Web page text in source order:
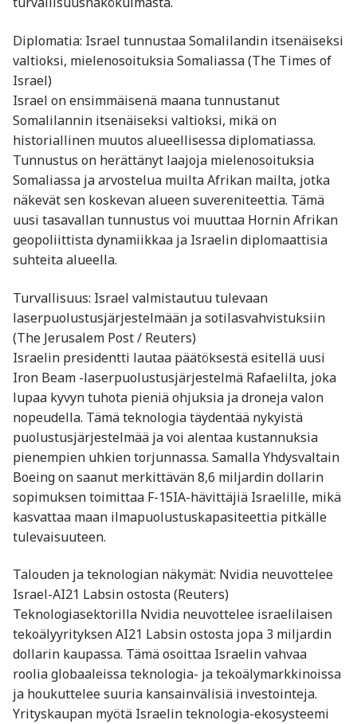
Diplomatia: Israel tunnustaa Somalilandin itsenäiseksi
valtioksi, mielenosoituksia Somaliassa (The Times of
Israel)
Israel on ensimmäisenä maana tunnustanut
Somalilannin itsenäiseksi valtioksi, mikä on
historiallinen muutos alueellisessa diplomatiassa.
Tunnustus on herättänyt laajoja mielenosoituksia
Somaliassa ja arvostelua muilta Afrikan mailta, jotka
näkevät sen koskevan alueen suvereniteettia. Tämä
uusi tasavallan tunnustus voi muuttaa Hornin Afrikan
geopoliittista dynamiikkaa ja Israelin diplomaattisia
suhteita alueella.
Turvallisuus: Israel valmistautuu tulevaan
laserpuolustusjärjestelmään ja sotilasvahvistuksiin
(The Jerusalem Post / Reuters)
Israelin presidentti lautaa päätöksestä esitellä uusi
Iron Beam -laserpuolustusjärjestelmä Rafaelilta, joka
lupaa kyvyn tuhota pieniä ohjuksia ja droneja valon
nopeudella. Tämä teknologia täydentää nykyistä
puolustusjärjestelmää ja voi alentaa kustannuksia
pienempien uhkien torjunnassa. Samalla Yhdysvaltain
Boeing on saanut merkittävän 8,6 miljardin dollarin
sopimuksen toimittaa F-15IA-hävittäjiä Israelille, mikä
kasvattaa maan ilmapuolustuskapasiteettia pitkälle
tulevaisuuteen.
Talouden ja teknologian näkymät: Nvidia neuvottelee
Israel-AI21 Labsin ostosta (Reuters)
Teknologiasektorilla Nvidia neuvottelee israelilaisen
tekoälyyrityksen AI21 Labsin ostosta jopa 3 miljardin
dollarin kaupassa. Tämä osoittaa Israelin vahvaa
roolia globaaleissa teknologia- ja tekoälymarkkinoissa
ja houkuttelee suuria kansainvälisiä investointeja.
Yrityskaupan myötä Israelin teknologia-ekosysteemi